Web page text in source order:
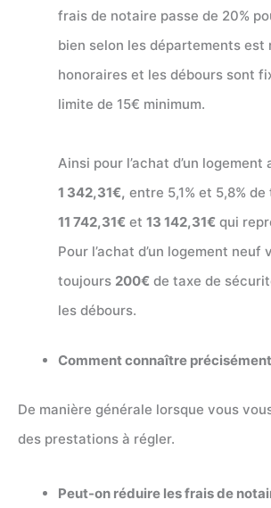
frais de notaire passe de 20%
bien selon les départements est
honoraires et les débours sont
limite de 15€ minimum.
Ainsi pour l’achat d’un
1 342,31€, entre 5,1% et 5,8%
11 742,31€ et 13 142,31€ qui
Pour l’achat d’un logement
toujours 200€ de taxe de
les débours.
Comment connaître
De manière générale lorsque vous
des prestations à régler.
Peut-on réduire les frais de